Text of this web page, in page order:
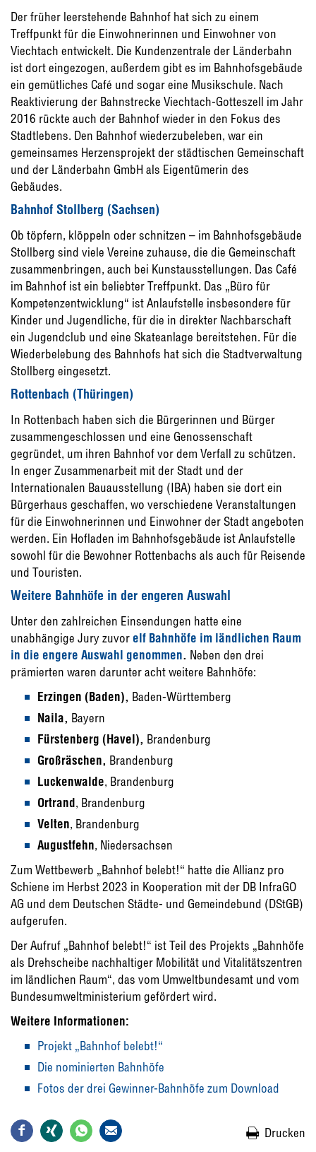
Der früher leerstehende Bahnhof hat sich zu einem
Treffpunkt für die Einwohnerinnen und Einwohner von
Viechtach entwickelt. Die Kundenzentrale der Länderbahn
ist dort eingezogen, außerdem gibt es im Bahnhofsgebäude
ein gemütliches Café und sogar eine Musikschule. Nach
Reaktivierung der Bahnstrecke Viechtach-Gotteszell im Jahr
2016 rückte auch der Bahnhof wieder in den Fokus des
Stadtlebens. Den Bahnhof wiederzubeleben, war ein
gemeinsames Herzensprojekt der städtischen Gemeinschaft
und der Länderbahn GmbH als Eigentümerin des
Gebäudes.
Bahnhof Stollberg (Sachsen)
Ob töpfern, klöppeln oder schnitzen – im Bahnhofsgebäude
Stollberg sind viele Vereine zuhause, die die Gemeinschaft
zusammenbringen, auch bei Kunstausstellungen. Das Café
im Bahnhof ist ein beliebter Treffpunkt. Das „Büro für
Kompetenzentwicklung“ ist Anlaufstelle insbesondere für
Kinder und Jugendliche, für die in direkter Nachbarschaft
ein Jugendclub und eine Skateanlage bereitstehen. Für die
Wiederbelebung des Bahnhofs hat sich die Stadtverwaltung
Stollberg eingesetzt.
Rottenbach (Thüringen)
In Rottenbach haben sich die Bürgerinnen und Bürger
zusammengeschlossen und eine Genossenschaft
gegründet, um ihren Bahnhof vor dem Verfall zu schützen.
In enger Zusammenarbeit mit der Stadt und der
Internationalen Bauausstellung (IBA) haben sie dort ein
Bürgerhaus geschaffen, wo verschiedene Veranstaltungen
für die Einwohnerinnen und Einwohner der Stadt angeboten
werden. Ein Hofladen im Bahnhofsgebäude ist Anlaufstelle
sowohl für die Bewohner Rottenbachs als auch für Reisende
und Touristen.
Weitere Bahnhöfe in der engeren Auswahl
Unter den zahlreichen Einsendungen hatte eine
unabhängige Jury zuvorelf Bahnhöfe im ländlichen Raum
in die engere Auswahl genommen. Neben den drei
prämierten waren darunter acht weitere Bahnhöfe:
Erzingen (Baden), Baden-Württemberg
Naila, Bayern
Fürstenberg (Havel), Brandenburg
Großräschen, Brandenburg
Luckenwalde, Brandenburg
Ortrand, Brandenburg
Velten, Brandenburg
Augustfehn, Niedersachsen
Zum Wettbewerb „Bahnhof belebt!“ hatte die Allianz pro
Schiene im Herbst 2023 in Kooperation mit der DB InfraGO
AG und dem Deutschen Städte- und Gemeindebund (DStGB)
aufgerufen.
Der Aufruf „Bahnhof belebt!“ ist Teil des Projekts „Bahnhöfe
als Drehscheibe nachhaltiger Mobilität und Vitalitätszentren
im ländlichen Raum“, das vom Umweltbundesamt und vom
Bundesumweltministerium gefördert wird.
Weitere Informationen:
Projekt „Bahnhof belebt!“
Die nominierten Bahnhöfe
Fotos der drei Gewinner-Bahnhöfe zum Download
Drucken